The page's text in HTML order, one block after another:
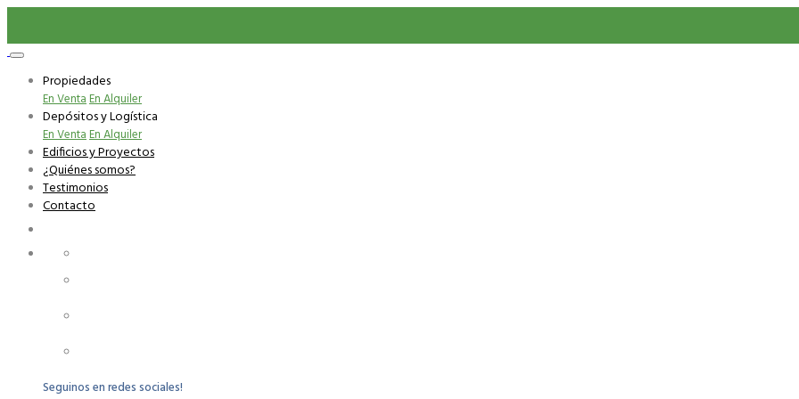
Propiedades
En VentaEn Alquiler
Depósitos y Logística
En VentaEn Alquiler
Edificios y Proyectos
¿Quiénes somos?
Testimonios
Contacto
Seguinos en redes sociales!